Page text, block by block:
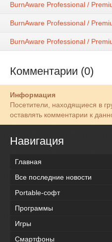
BurnAware Professional /
BurnAware Professional /
BurnAware Professional /
Комментарии (0)
Информация
Посетители, находящиеся в
оставлять комментарии к
Навигация
Главная
Все последние новости
Portable-софт
Программы
Игры
Смартфоны